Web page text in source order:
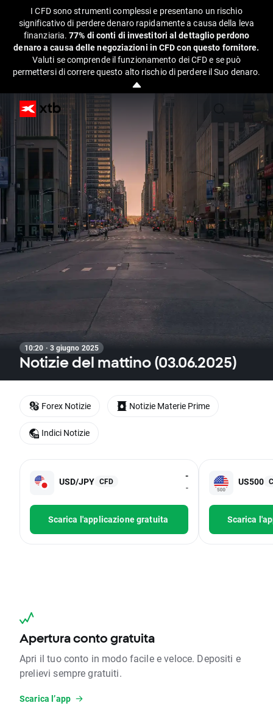
I CFD sono strumenti complessi e presentano un rischio
significativo di perdere denaro rapidamente a causa della leva
finanziaria.77% di conti di investitori al dettaglio perdono
denaro a causa delle negoziazioni in CFD con questo fornitore.
Valuti se comprende il funzionamento dei CFD e se può
permettersi di correre questo alto rischio di perdere il Suo denaro.
10:20 · 3 giugno 2025
Notizie del mattino (03.06.2025)
USD/JPY CFD
-
-
Scarica l'applicazione gratuita
US500
Scarica
Apertura conto gratuita
Apri il tuo conto in modo facile e veloce. Depositi e
prelievi sempre gratuiti.
Scarica l’app
Forex Notizie Notizie Materie Prime
Indici Notizie